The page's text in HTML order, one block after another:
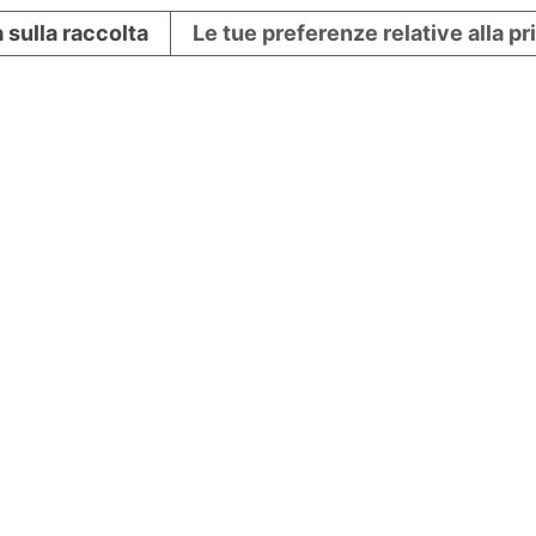
sulla raccolta Le tue preferenze relative alla